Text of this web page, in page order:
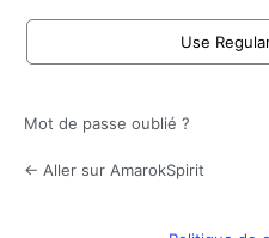
Use
Mot de passe oublié ?
← Aller sur AmarokSpirit